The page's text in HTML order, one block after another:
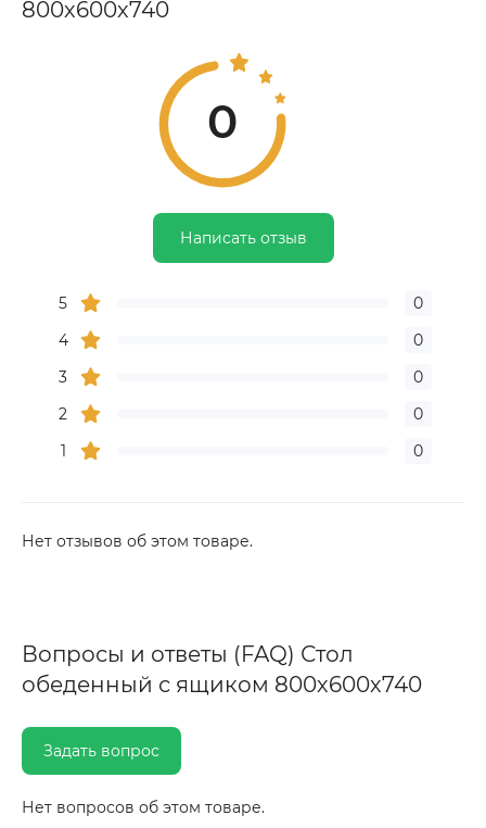
800х600х740
0
Написать отзыв
5
0
4
0
3
0
2
0
1
0
Нет отзывов об этом товаре.
Вопросы и ответы (FAQ) Стол
обеденный с ящиком 800х600х740
Задать вопрос
Нет вопросов об этом товаре.